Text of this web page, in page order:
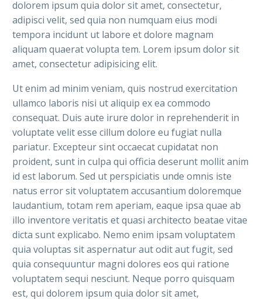
dolorem ipsum quia dolor sit amet, consectetur,
adipisci velit, sed quia non numquam eius modi
tempora incidunt ut labore et dolore magnam
aliquam quaerat volupta tem. Lorem ipsum dolor sit
amet, consectetur adipisicing elit.
Ut enim ad minim veniam, quis nostrud exercitation
ullamco laboris nisi ut aliquip ex ea commodo
consequat. Duis aute irure dolor in reprehenderit in
voluptate velit esse cillum dolore eu fugiat nulla
pariatur. Excepteur sint occaecat cupidatat non
proident, sunt in culpa qui officia deserunt mollit anim
id est laborum. Sed ut perspiciatis unde omnis iste
natus error sit voluptatem accusantium doloremque
laudantium, totam rem aperiam, eaque ipsa quae ab
illo inventore veritatis et quasi architecto beatae vitae
dicta sunt explicabo. Nemo enim ipsam voluptatem
quia voluptas sit aspernatur aut odit aut fugit, sed
quia consequuntur magni dolores eos qui ratione
voluptatem sequi nesciunt. Neque porro quisquam
est, qui dolorem ipsum quia dolor sit amet,